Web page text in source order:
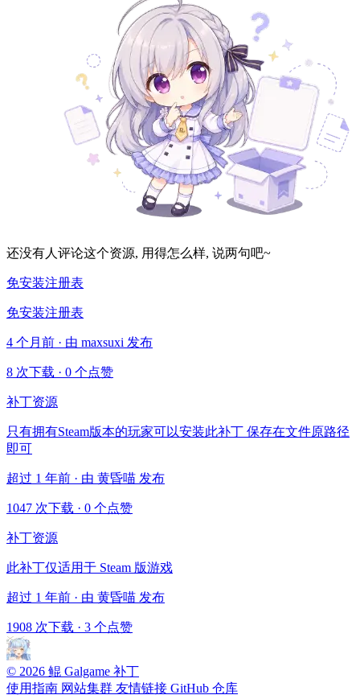
还没有人评论这个资源, 用得怎么样, 说两句吧~
免安装注册表
免安装注册表
4 个月前 · 由 maxsuxi 发布
8 次下载 · 0 个点赞
补丁资源
只有拥有Steam版本的玩家可以安装此补丁 保存在文件原路径
即可
超过 1 年前 · 由 黄昏喵 发布
1047 次下载 · 0 个点赞
补丁资源
此补丁仅适用于 Steam 版游戏
超过 1 年前 · 由 黄昏喵 发布
1908 次下载 · 3 个点赞
© 2026 鲲 Galgame 补丁
使用指南 网站集群 友情链接 GitHub 仓库